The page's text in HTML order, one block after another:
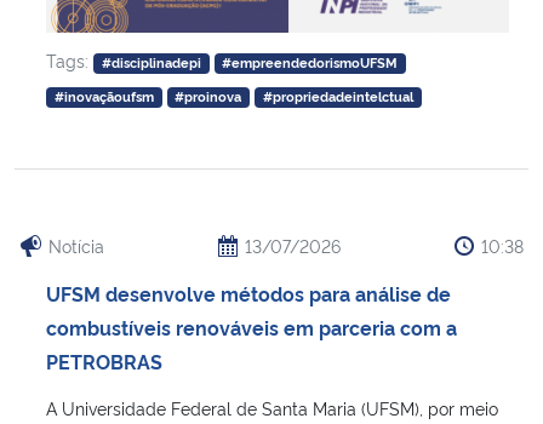
Tags: #disciplinadepi
#empreendedorismoUFSM
#inovaçãoufsm
#proinova #propriedadeintelctual
Notícia 13/07/2026 10:38
UFSM desenvolve métodos para análise de
combustíveis renováveis em parceria com a
PETROBRAS
A Universidade Federal de Santa Maria (UFSM), por meio